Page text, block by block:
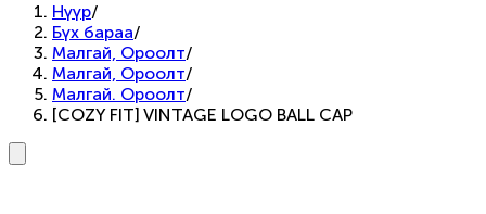
Нүүр/
Бүх бараа/
Малгай, Ороолт/
Малгай, Ороолт/
Малгай. Ороолт/
[COZY FIT] VINTAGE LOGO BALL CAP